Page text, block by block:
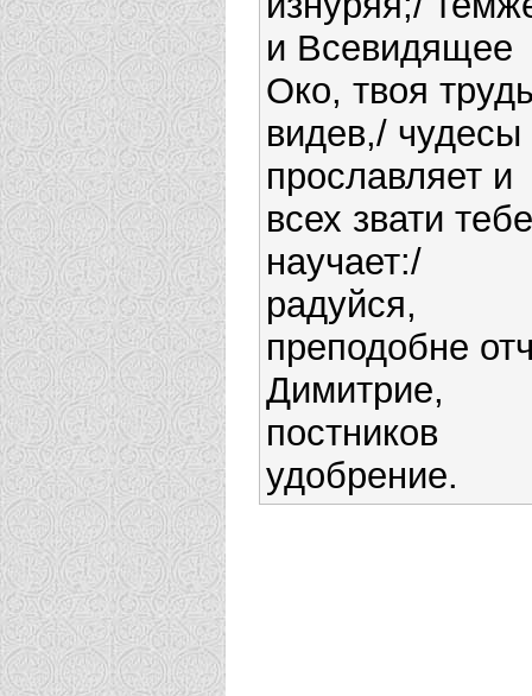
и Всевидящее
Око, твоя
видев,/ чудесы
прославляет и
всех звати тебе
научает:/
радуйся,
преподобне
Димитрие,
постников
удобрение.